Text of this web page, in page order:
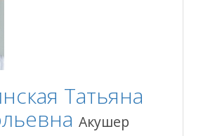
Татьяна
Акушер